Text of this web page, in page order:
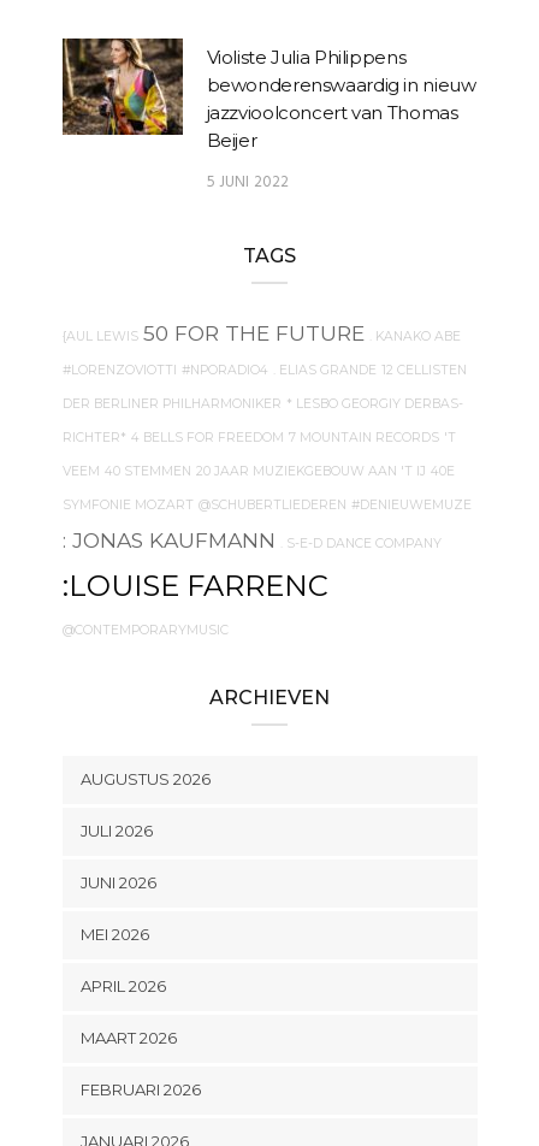
Violiste Julia Philippens
bewonderenswaardig in nieuw
jazzvioolconcert van Thomas
Beijer
5 JUNI 2022
TAGS
{AUL LEWIS 50 FOR THE FUTURE . KANAKO ABE
#LORENZOVIOTTI #NPORADIO4 . ELIAS GRANDE 12 CELLISTEN
DER BERLINER PHILHARMONIKER * LESBO GEORGIY DERBAS-
RICHTER* 4 BELLS FOR FREEDOM 7 MOUNTAIN RECORDS 'T
VEEM 40 STEMMEN 20 JAAR MUZIEKGEBOUW AAN 'T IJ 40E
SYMFONIE MOZART @SCHUBERTLIEDEREN #DENIEUWEMUZE
: JONAS KAUFMANN . S-E-D DANCE COMPANY
:LOUISE FARRENC
@CONTEMPORARYMUSIC
ARCHIEVEN
AUGUSTUS 2026
JULI 2026
JUNI 2026
MEI 2026
APRIL 2026
MAART 2026
FEBRUARI 2026
JANUARI 2026